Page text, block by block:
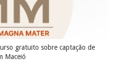
gratuito sobre captação de
Maceió